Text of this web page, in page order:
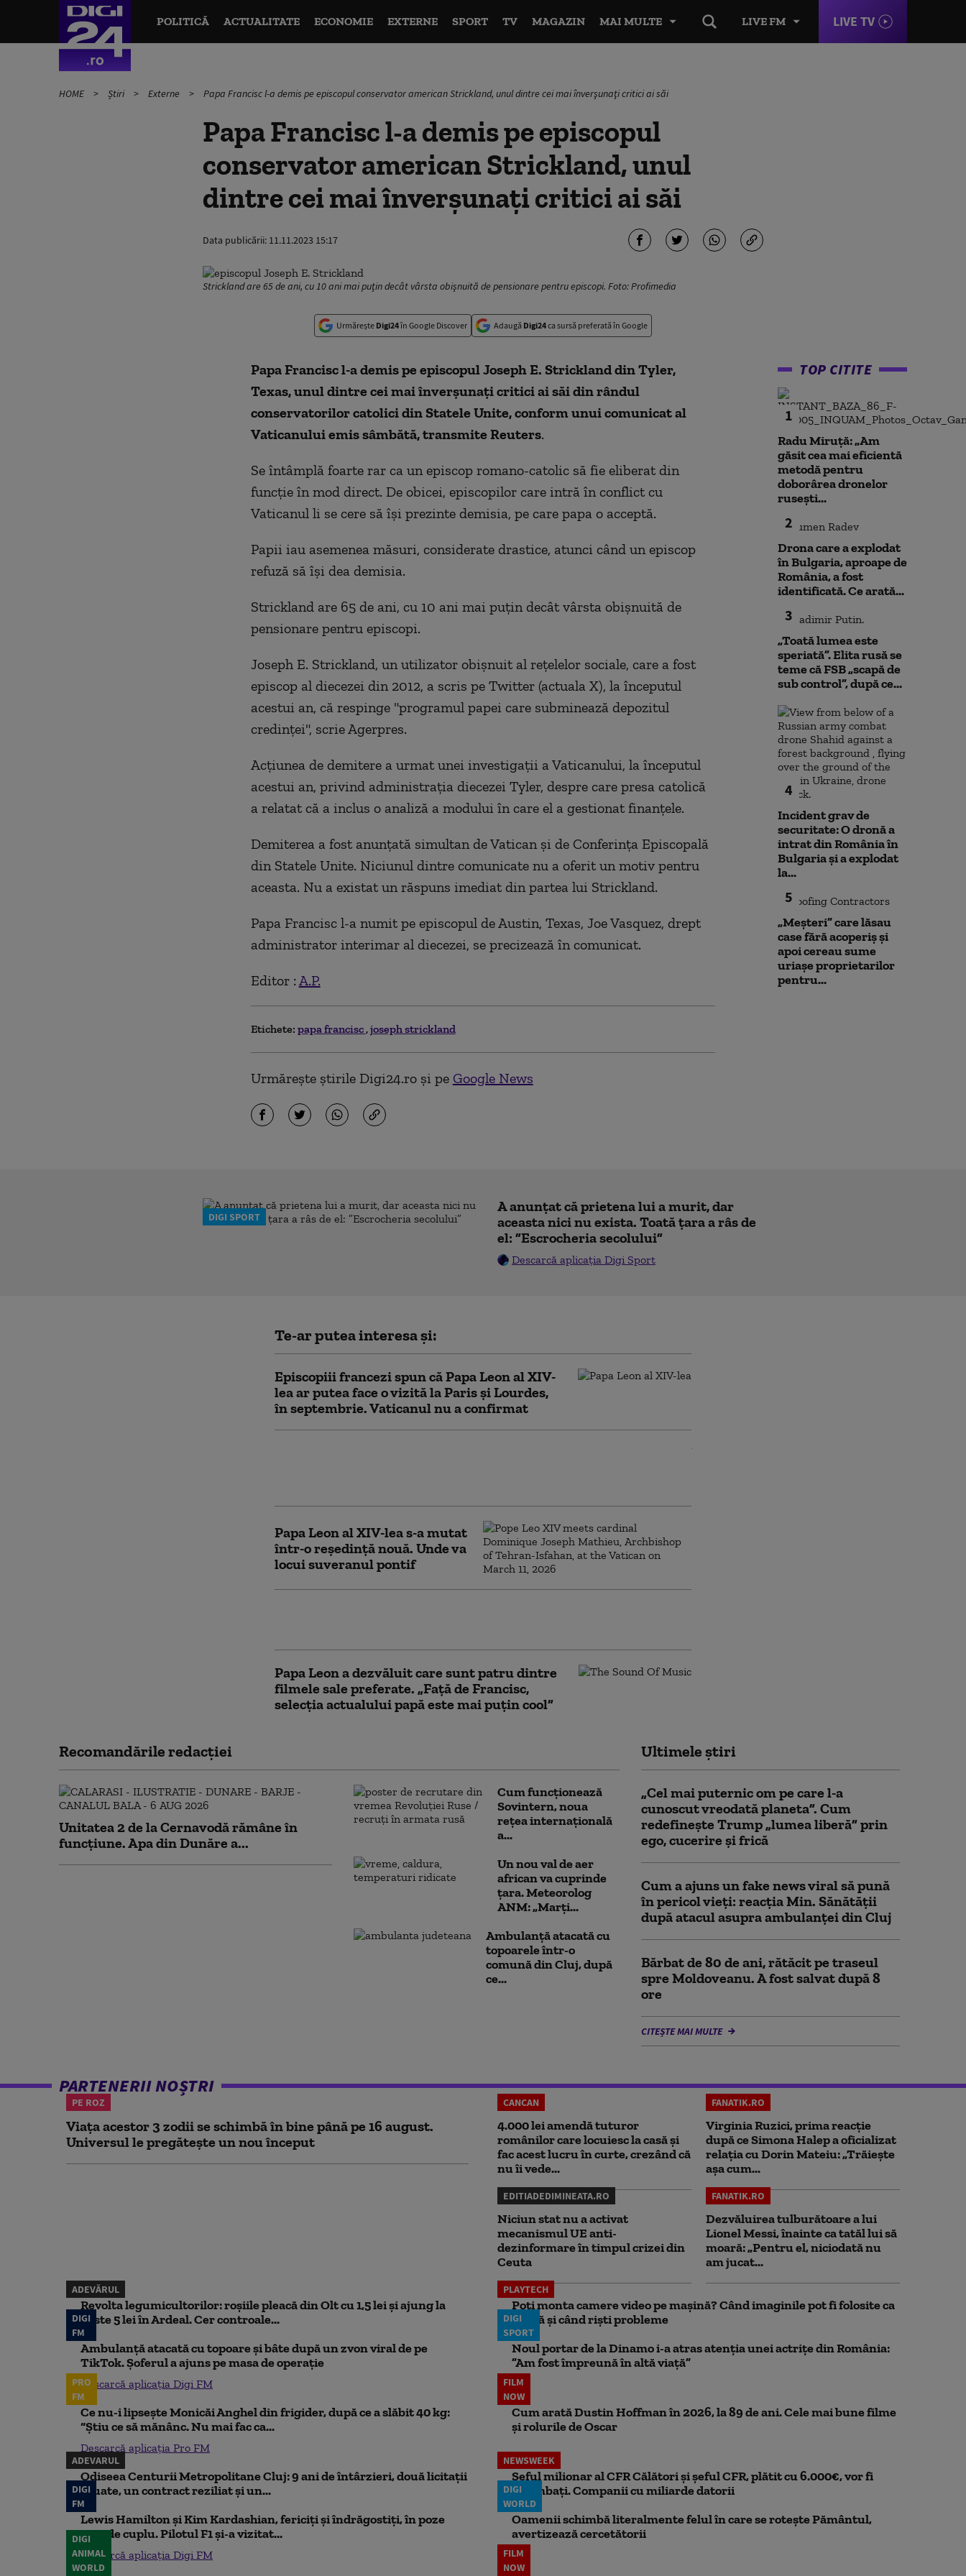
LIVE FM LIVE TV
POLITICĂ ACTUALITATE ECONOMIE EXTERNE SPORT TV MAGAZIN MAI MULTE
HOME Știri Externe Papa Francisc l-a demis pe episcopul conservator american Strickland, unul dintre cei mai înverşunaţi critici ai săi
Papa Francisc l-a demis pe episcopul
conservator american Strickland, unul
dintre cei mai înverşunaţi critici ai săi
Data publicării: 11.11.2023 15:17
Strickland are 65 de ani, cu 10 ani mai puţin decât vârsta obişnuită de pensionare pentru episcopi. Foto: Profimedia
Urmărește Digi24în Google Discover Adaugă Digi24ca sursă preferată în Google
Papa Francisc l-a demis pe episcopul Joseph E. Strickland din Tyler,
Texas, unul dintre cei mai înverşunaţi critici ai săi din rândul
conservatorilor catolici din Statele Unite, conform unui comunicat al
Vaticanului emis sâmbătă, transmite Reuters.
Se întâmplă foarte rar ca un episcop romano-catolic să fie eliberat din
funcţie în mod direct. De obicei, episcopilor care intră în conflict cu
Vaticanul li se cere să îşi prezinte demisia, pe care papa o acceptă.
Papii iau asemenea măsuri, considerate drastice, atunci când un episcop
refuză să îşi dea demisia.
Strickland are 65 de ani, cu 10 ani mai puţin decât vârsta obişnuită de
pensionare pentru episcopi.
Joseph E. Strickland, un utilizator obişnuit al reţelelor sociale, care a fost
episcop al diecezei din 2012, a scris pe Twitter (actuala X), la începutul
acestui an, că respinge "programul papei care subminează depozitul
credinţei", scrie Agerpres.
Acţiunea de demitere a urmat unei investigaţii a Vaticanului, la începutul
acestui an, privind administraţia diecezei Tyler, despre care presa catolică
a relatat că a inclus o analiză a modului în care el a gestionat finanţele.
Demiterea a fost anunţată simultan de Vatican şi de Conferinţa Episcopală
din Statele Unite. Niciunul dintre comunicate nu a oferit un motiv pentru
aceasta. Nu a existat un răspuns imediat din partea lui Strickland.
Papa Francisc l-a numit pe episcopul de Austin, Texas, Joe Vasquez, drept
administrator interimar al diecezei, se precizează în comunicat.
Editor : A.P.
Etichete: papa francisc joseph strickland
Urmărește știrile Digi24.ro și pe Google News
TOP CITITE
1
Radu Miruță: „Am
găsit cea mai eficientă
metodă pentru
doborârea dronelor
rusești...
2
Drona care a explodat
în Bulgaria, aproape de
România, a fost
identificată. Ce arată...
3
„Toată lumea este
speriată”. Elita rusă se
teme că FSB „scapă de
sub control”, după ce...
4
Incident grav de
securitate: O dronă a
intrat din România în
Bulgaria şi a explodat
la...
5
„Meșteri” care lăsau
case fără acoperiș și
apoi cereau sume
uriașe proprietarilor
pentru...
DIGI SPORT
A anunțat că prietena lui a murit, dar
aceasta nici nu exista. Toată țara a râs de
el: ”Escrocheria secolului”
Descarcă aplicația Digi Sport
Te-ar putea interesa și:
Episcopiii francezi spun că Papa Leon al XIV-
lea ar putea face o vizită la Paris și Lourdes,
în septembrie. Vaticanul nu a confirmat
Papa Leon al XIV-lea s-a mutat
într-o reședință nouă. Unde va
locui suveranul pontif
Papa Leon a dezvăluit care sunt patru dintre
filmele sale preferate. „Față de Francisc,
selecția actualului papă este mai puțin cool”
Recomandările redacţiei
Unitatea 2 de la Cernavodă rămâne în
funcțiune. Apa din Dunăre a...
Cum funcționează
Sovintern, noua
rețea internațională
a...
Un nou val de aer
african va cuprinde
țara. Meteorolog
ANM: „Marți...
Ambulanţă atacată cu
topoarele într-o
comună din Cluj, după
ce...
Ultimele știri
„Cel mai puternic om pe care l-a
cunoscut vreodată planeta”. Cum
redefinește Trump „lumea liberă” prin
ego, cucerire și frică
Cum a ajuns un fake news viral să pună
în pericol vieți: reacția Min. Sănătății
după atacul asupra ambulanței din Cluj
Bărbat de 80 de ani, rătăcit pe traseul
spre Moldoveanu. A fost salvat după 8
ore
CITEȘTE MAI MULTE
PARTENERII NOȘTRI
PE ROZ
Viața acestor 3 zodii se schimbă în bine până pe 16 august.
Universul le pregătește un nou început
CANCAN
4.000 lei amendă tuturor
românilor care locuiesc la casă și
fac acest lucru în curte, crezând că
nu îi vede...
FANATIK.RO
Virginia Ruzici, prima reacție
după ce Simona Halep a oficializat
relația cu Dorin Mateiu: „Trăiește
așa cum...
EDITIADEDIMINEATA.RO
Niciun stat nu a activat
mecanismul UE anti-
dezinformare în timpul crizei din
Ceuta
FANATIK.RO
Dezvăluirea tulburătoare a lui
Lionel Messi, înainte ca tatăl lui să
moară: „Pentru el, niciodată nu
am jucat...
ADEVĂRUL
Revolta legumicultorilor: roșiile pleacă din Olt cu 1,5 lei și ajung la
peste 5 lei în Ardeal. Cer controale...
PLAYTECH
Poți monta camere video pe mașină? Când imaginile pot fi folosite ca
probă și când riști probleme
DIGI
FM
Ambulanță atacată cu topoare și bâte după un zvon viral de pe
TikTok. Șoferul a ajuns pe masa de operație
Descarcă aplicația Digi FM
DIGI
SPORT
Noul portar de la Dinamo i-a atras atenția unei actrițe din România:
”Am fost împreună în altă viață”
PRO
FM
Ce nu-i lipsește Monicăi Anghel din frigider, după ce a slăbit 40 kg:
“Știu ce să mănânc. Nu mai fac ca...
Descarcă aplicația Pro FM
FILM
NOW
Cum arată Dustin Hoffman în 2026, la 89 de ani. Cele mai bune filme
și rolurile de Oscar
ADEVARUL
Odiseea Centurii Metropolitane Cluj: 9 ani de întârzieri, două licitații
eșuate, un contract reziliat și un...
NEWSWEEK
Șeful milionar al CFR Călători și șeful CFR, plătit cu 6.000€, vor fi
schimbați. Companii cu miliarde datorii
DIGI
FM
Lewis Hamilton și Kim Kardashian, fericiți și îndrăgostiți, în poze
rare de cuplu. Pilotul F1 și-a vizitat...
Descarcă aplicația Digi FM
DIGI
WORLD
Oamenii schimbă literalmente felul în care se rotește Pământul,
avertizează cercetătorii
DIGI
ANIMAL
WORLD
FILM
NOW